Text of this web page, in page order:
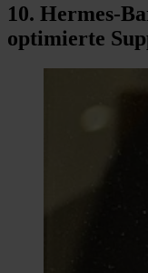
10. Hermes-
optimierte